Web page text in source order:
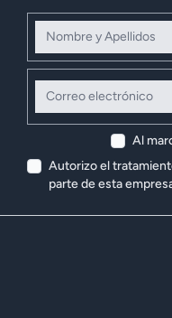
Nombre y Apellidos
Correo electrónico
Al
Autorizo el
parte de esta